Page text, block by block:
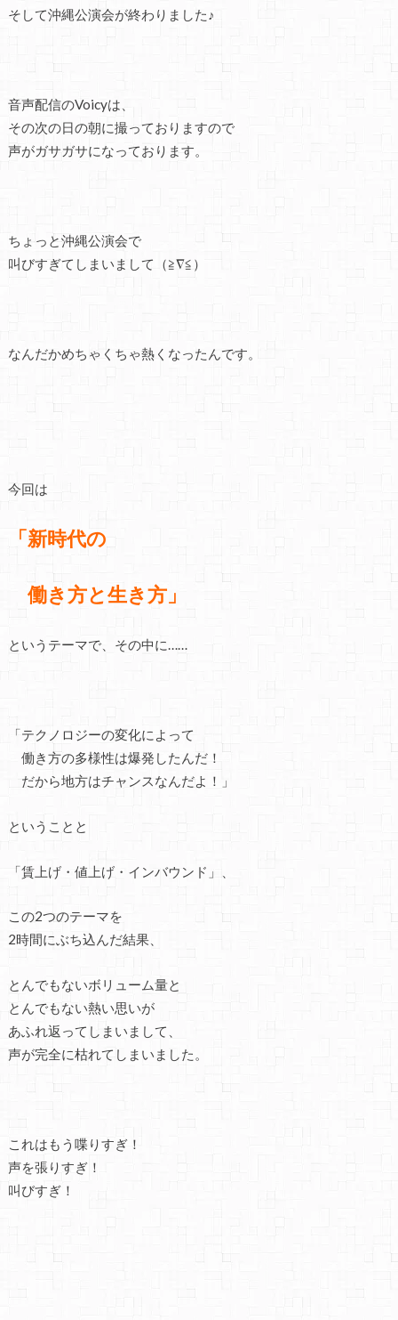
そして沖縄公演会が終わりました♪
音声配信のVoicyは、
その次の日の朝に撮っておりますので
声がガサガサになっております。
ちょっと沖縄公演会で
叫びすぎてしまいまして（≧∇≦）
なんだかめちゃくちゃ熱くなったんです。
今回は
「新時代の
働き方と生き方」
というテーマで、その中に……
「テクノロジーの変化によって
働き方の多様性は爆発したんだ！
だから地方はチャンスなんだよ！」
ということと
「賃上げ・値上げ・インバウンド」、
この2つのテーマを
2時間にぶち込んだ結果、
とんでもないボリューム量と
とんでもない熱い思いが
あふれ返ってしまいまして、
声が完全に枯れてしまいました。
これはもう喋りすぎ！
声を張りすぎ！
叫びすぎ！